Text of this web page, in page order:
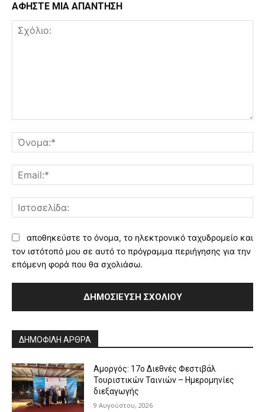
ΑΦΗΣΤΕ ΜΙΑ ΑΠΑΝΤΗΣΗ
αποθηκεύστε το όνομα, το ηλεκτρονικό ταχυδρομείο και
τον ιστότοπό μου σε αυτό το πρόγραμμα περιήγησης για την
επόμενη φορά που θα σχολιάσω.
ΔΗΜΟΦΙΛΗ ΑΡΘΡΑ
Αμοργός: 17ο Διεθνές Φεστιβάλ
Τουριστικών Ταινιών – Ημερομηνίες
διεξαγωγής
9 Αυγούστου, 2026